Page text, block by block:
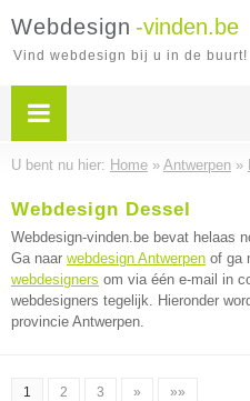
Webdesign -vinden.be
Vind webdesign bij u in de buurt!
U bent nu hier: Home » Antwerpen »
Webdesign Dessel
Webdesign-vinden.be bevat helaas
Ga naar webdesign Antwerpen of ga
webdesigners om via één e-mail in
webdesigners tegelijk. Hieronder
provincie Antwerpen.
1 2 3 » »»